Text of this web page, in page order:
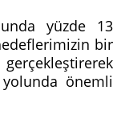
yüzde 13
bir
yolunda önemli